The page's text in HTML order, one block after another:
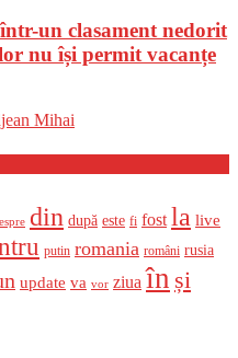
un clasament nedorit
nu își permit vacanțe
Mihai
din după este fi fost la live
putin romania români rusia
update va vor ziua în și